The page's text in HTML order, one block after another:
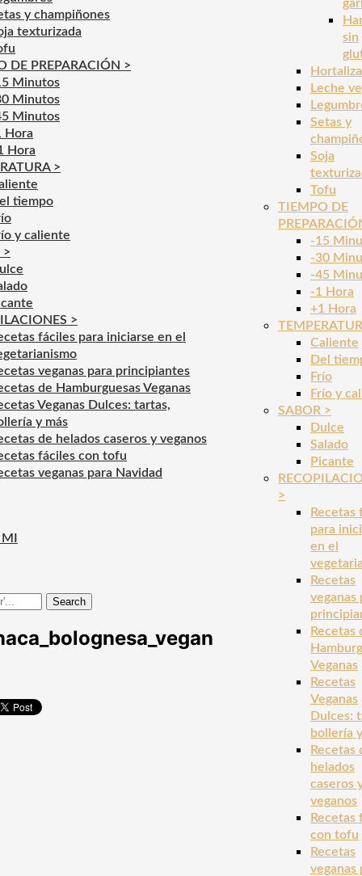
y champiñones
texturizada
DE PREPARACIÓN >
Minutos
Minutos
Minutos
Hora
Hora
>
tiempo
y caliente
>
>
fáciles para iniciarse en el
veganas para principiantes
de Hamburguesas Veganas
Veganas Dulces: tartas,
y más
de helados caseros y veganos
fáciles con tofu
veganas para Navidad
Search
sin
Leche
Setas y
Soja
Tofu
TIEMPO DE
-15
-30
-45
-1 Hora
+1 Hora
Caliente
Del
Frío
Frío y
SABOR >
Dulce
Salado
Picante
>
Recetas
para
en el
Recetas
veganas
Recetas
Veganas
Recetas
Veganas
Dulces:
bollería
Recetas
helados
caseros
veganos
Recetas
con tofu
Recetas
veganas